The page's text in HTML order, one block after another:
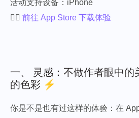
活动支持设备：iPhone
👉🏻 前往 App Store 下载体验
一、 灵感：不做作者眼中的
的色彩 ⚡️
你是不是也有过这样的体验：在